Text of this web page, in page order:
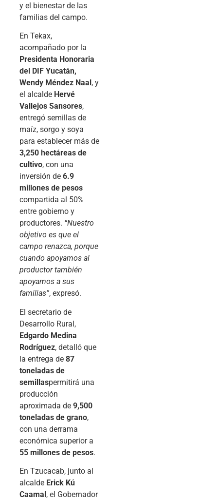
y el bienestar de las
familias del campo.
En Tekax,
acompañado por la
Presidenta Honoraria
del DIF Yucatán,
Wendy Méndez Naal , y
el alcalde Hervé
Vallejos Sansores,
entregó semillas de
maíz, sorgo y soya
para establecer más de
3,250 hectáreas de
cultivo, con una
inversión de 6.9
millones de pesos
compartida al 50%
entre gobierno y
productores. “Nuestro
objetivo es que el
campo renazca, porque
cuando apoyamos al
productor también
apoyamos a sus
familias”, expresó.
El secretario de
Desarrollo Rural,
Edgardo Medina
Rodríguez, detalló que
la entrega de 87
toneladas de
semillaspermitirá una
producción
aproximada de 9,500
toneladas de grano,
con una derrama
económica superior a
55 millones de pesos.
En Tzucacab, junto al
alcalde Erick Kú
Caamal, el Gobernador